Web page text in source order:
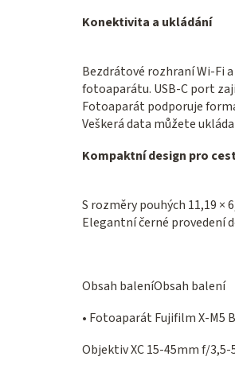
Konektivita a ukládání
Bezdrátové rozhraní Wi-Fi
fotoaparátu. USB-C port
Fotoaparát podporuje
Veškerá data můžete
Kompaktní design pro
S rozměry pouhých 11,19 ×
Elegantní černé provedení
Obsah baleníObsah balení
• Fotoaparát Fujifilm X-M5
Objektiv XC 15-45mm f/3,5-